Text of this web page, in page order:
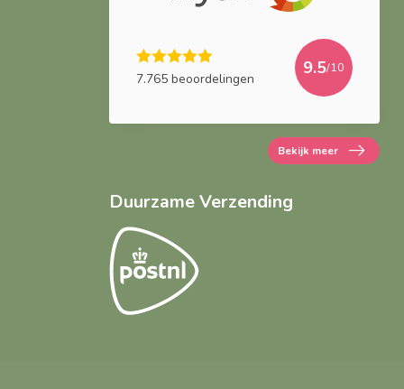
7.765 beoordelingen
9.5/10
Bekijk meer
Duurzame Verzending